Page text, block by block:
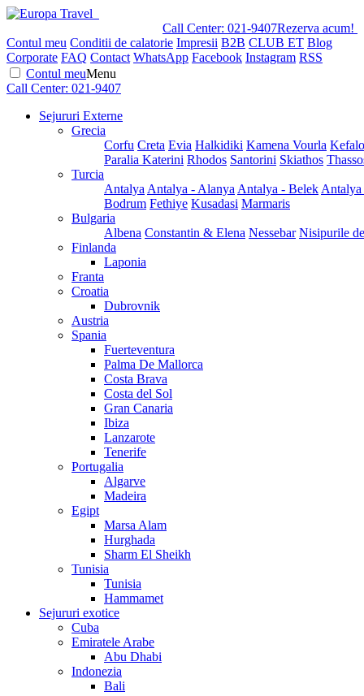
Call Center: 021-9407Rezerva acum!
Contul meu Conditii de calatorie Impresii B2B CLUB ET Blog
Corporate FAQ Contact WhatsApp Facebook Instagram RSS
Contul meuMenu
Call Center: 021-9407
Sejururi Externe
Grecia
Corfu Creta Evia Halkidiki Kamena Vourla
Paralia Katerini Rhodos Santorini Skiathos
Turcia
Antalya Antalya - Alanya Antalya - Belek
Bodrum Fethiye Kusadasi Marmaris
Bulgaria
Albena Constantin & Elena Nessebar Nisipurile
Finlanda
Laponia
Franta
Croatia
Dubrovnik
Austria
Spania
Fuerteventura
Palma De Mallorca
Costa Brava
Costa del Sol
Gran Canaria
Ibiza
Lanzarote
Tenerife
Portugalia
Algarve
Madeira
Egipt
Marsa Alam
Hurghada
Sharm El Sheikh
Tunisia
Tunisia
Hammamet
Sejururi exotice
Cuba
Emiratele Arabe
Abu Dhabi
Indonezia
Bali